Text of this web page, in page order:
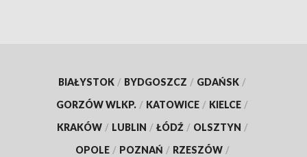
BIAŁYSTOK / BYDGOSZCZ / GDAŃSK /
GORZÓW WLKP. / KATOWICE / KIELCE /
KRAKÓW / LUBLIN / ŁÓDŹ / OLSZTYN /
OPOLE / POZNAŃ / RZESZÓW /